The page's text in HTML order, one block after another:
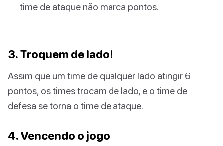
time de ataque não marca pontos.
3. Troquem de lado!
Assim que um time de qualquer lado atingir 6
pontos, os times trocam de lado, e o time de
defesa se torna o time de ataque.
4. Vencendo o jogo